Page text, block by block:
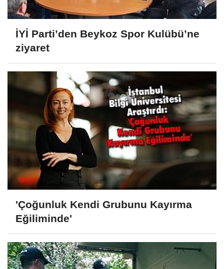
İYİ Parti’den Beykoz Spor Kulübü’ne
ziyaret
'Çoğunluk Kendi Grubunu Kayırma
Eğiliminde'